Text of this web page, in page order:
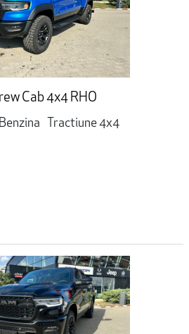
Cab 4x4 RHO
Benzina
Tractiune 4x4